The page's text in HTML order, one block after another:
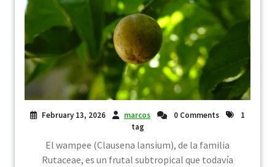
February 13, 2026 marcos 0 Comments
1
tag
El wampee (Clausena lansium), de la familia
Rutaceae, es un frutal subtropical que todavía